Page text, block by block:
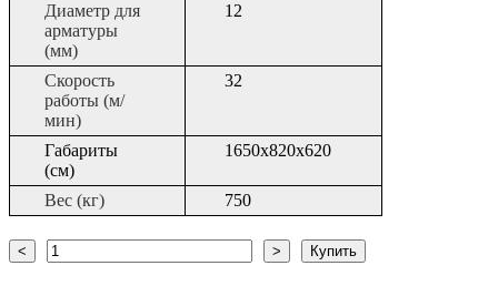
Диаметр для
арматуры
(мм)
12
Скорость
работы (м/
мин)
32
Габариты
(см)
1650х820х620
Вес (кг) 750